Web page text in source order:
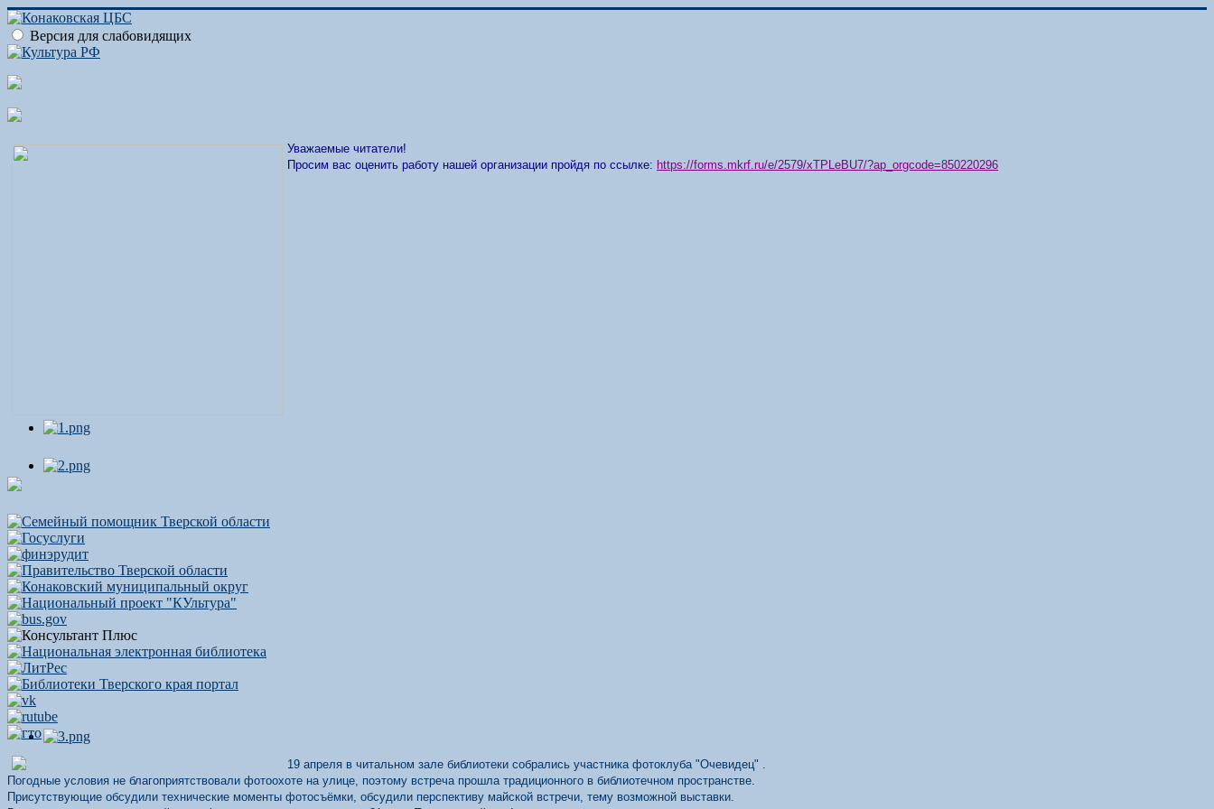
Версия для слабовидящих
Уважаемые читатели!
Просим вас оценить работу нашей организации пройдя по ссылке: https://forms.mkrf.ru/e/2579/xTPLeBU7/?ap_orgcode=850220296
19 апреля в читальном зале библиотеки собрались участника фотоклуба "Очевидец" .
Погодные условия не благоприятствовали фотоохоте на улице, поэтому встреча прошла традиционного в библиотечном пространстве.
Присутствующие обсудили технические моменты фотосъёмки, обсудили перспективу майской встречи, тему возможной выставки.